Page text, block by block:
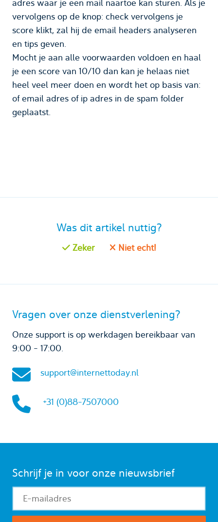
adres waar je een mail naartoe kan sturen. Als je
vervolgens op de knop: check vervolgens je
score klikt, zal hij de email headers analyseren
en tips geven.
Mocht je aan alle voorwaarden voldoen en haal
je een score van 10/10 dan kan je helaas niet
heel veel meer doen en wordt het op basis van:
of email adres of ip adres in de spam folder
geplaatst.
Was dit artikel nuttig?
Zeker Niet echt!
Vragen over onze dienstverlening?
Onze support is op werkdagen bereikbaar van
9:00 - 17:00.
support@internettoday.nl
+31 (0)88-7507000
Schrijf je in voor onze nieuwsbrief